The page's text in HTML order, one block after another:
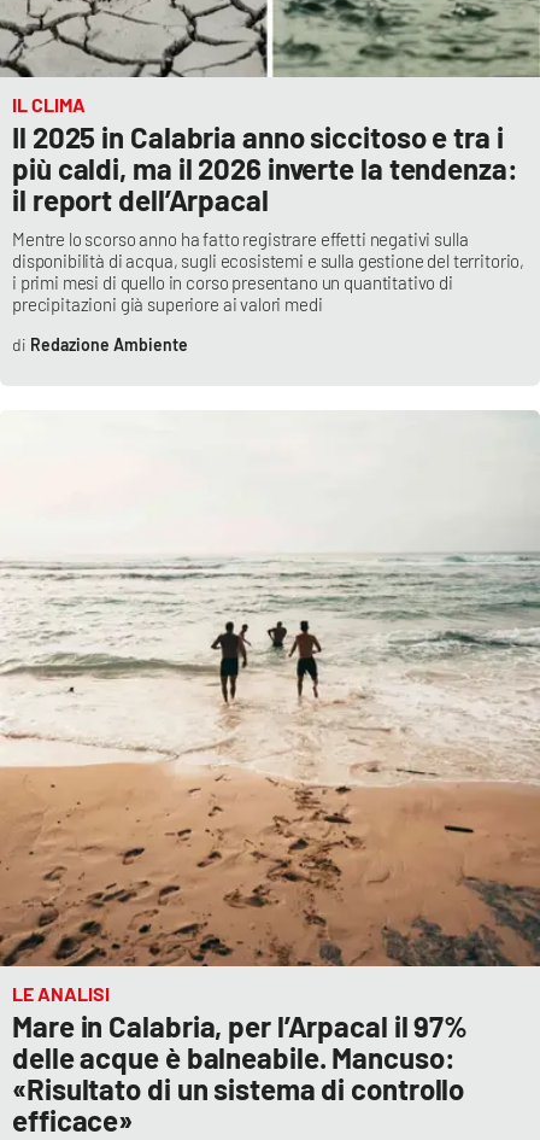
LaC TV
LaC OnAir
EDIZIONI
LOCALI
Catanzaro
Lamezia Terme
PROGETTI
SPECIALI
Buona Sanità Calabria
LA
CALABRIAVISIONE
Destinazioni
Eventi
Food
Storie
IL CLIMA
Il 2025 in Calabria anno siccitoso e tra i
più caldi, ma il 2026 inverte la tendenza:
il report dell’Arpacal
Mentre lo scorso anno ha fatto registrare effetti negativi sulla
disponibilità di acqua, sugli ecosistemi e sulla gestione del territorio,
i primi mesi di quello in corso presentano un quantitativo di
precipitazioni già superiore ai valori medi
Redazione Ambiente
LE ANALISI
Mare in Calabria, per l’Arpacal il 97%
delle acque è balneabile. Mancuso:
«Risultato di un sistema di controllo
efficace»